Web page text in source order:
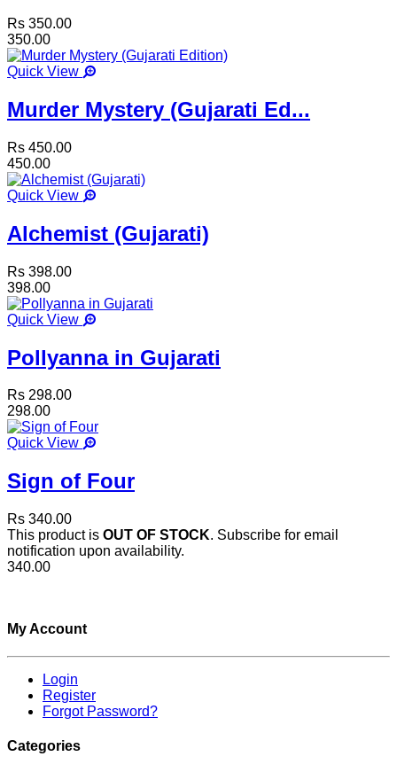
Rs 350.00
350.00
Quick View
Murder Mystery (Gujarati Ed...
Rs 450.00
450.00
Quick View
Alchemist (Gujarati)
Rs 398.00
398.00
Quick View
Pollyanna in Gujarati
Rs 298.00
298.00
Quick View
Sign of Four
Rs 340.00
This product is OUT OF STOCK. Subscribe for email
notification upon availability.
340.00
My Account
Login
Register
Forgot Password?
Categories